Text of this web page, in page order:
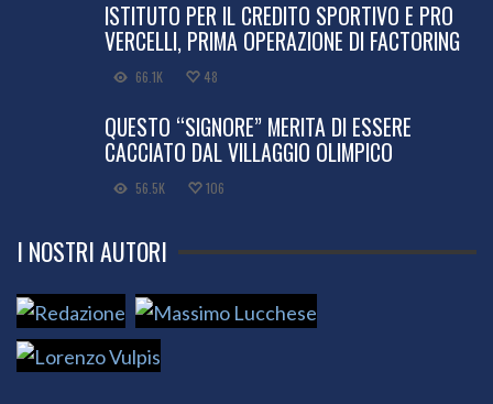
ISTITUTO PER IL CREDITO SPORTIVO E PRO
VERCELLI, PRIMA OPERAZIONE DI FACTORING
66.1K 48
QUESTO “SIGNORE” MERITA DI ESSERE
CACCIATO DAL VILLAGGIO OLIMPICO
56.5K 106
I NOSTRI AUTORI